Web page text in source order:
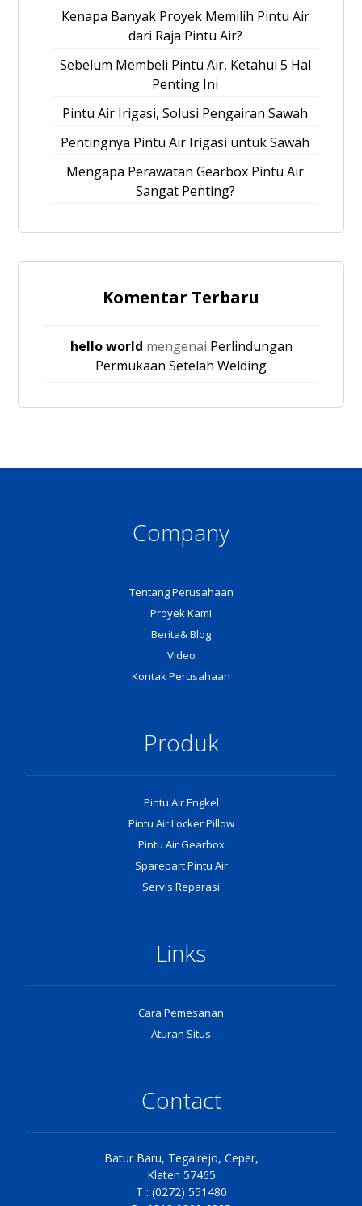
Kenapa Banyak Proyek Memilih Pintu Air
dari Raja Pintu Air?
Sebelum Membeli Pintu Air, Ketahui 5 Hal
Penting Ini
Pintu Air Irigasi, Solusi Pengairan Sawah
Pentingnya Pintu Air Irigasi untuk Sawah
Mengapa Perawatan Gearbox Pintu Air
Sangat Penting?
Komentar Terbaru
hello world mengenai Perlindungan
Permukaan Setelah Welding
Company
Tentang Perusahaan
Proyek Kami
Berita& Blog
Video
Kontak Perusahaan
Produk
Pintu Air Engkel
Pintu Air Locker Pillow
Pintu Air Gearbox
Sparepart Pintu Air
Servis Reparasi
Links
Cara Pemesanan
Aturan Situs
Contact
Batur Baru, Tegalrejo, Ceper,
Klaten 57465
T : (0272) 551480